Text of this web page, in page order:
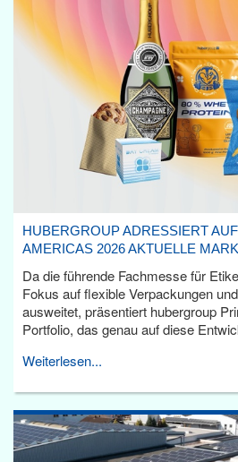
HUBERGROUP ADRESSIERT
AMERICAS 2026 AKTUELLE
Da die führende Fachmesse für
Fokus auf flexible Verpackungen
ausweitet, präsentiert hubergroup
Portfolio, das genau auf diese
Weiterlesen...